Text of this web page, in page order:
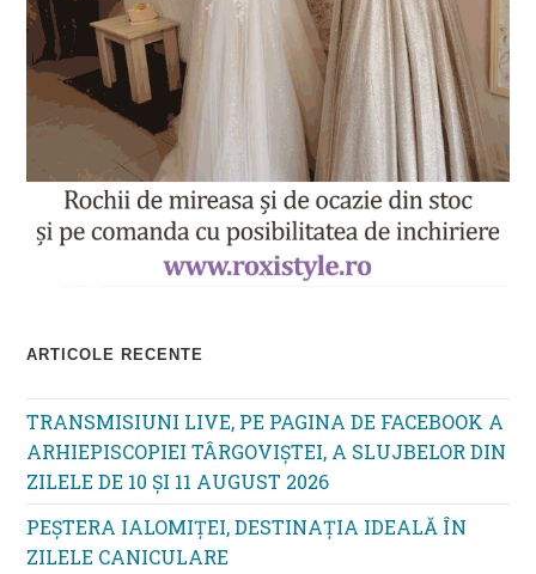
ARTICOLE RECENTE
TRANSMISIUNI LIVE, PE PAGINA DE FACEBOOK A
ARHIEPISCOPIEI TÂRGOVIȘTEI, A SLUJBELOR DIN
ZILELE DE 10 ȘI 11 AUGUST 2026
PEȘTERA IALOMIȚEI, DESTINAȚIA IDEALĂ ÎN
ZILELE CANICULARE